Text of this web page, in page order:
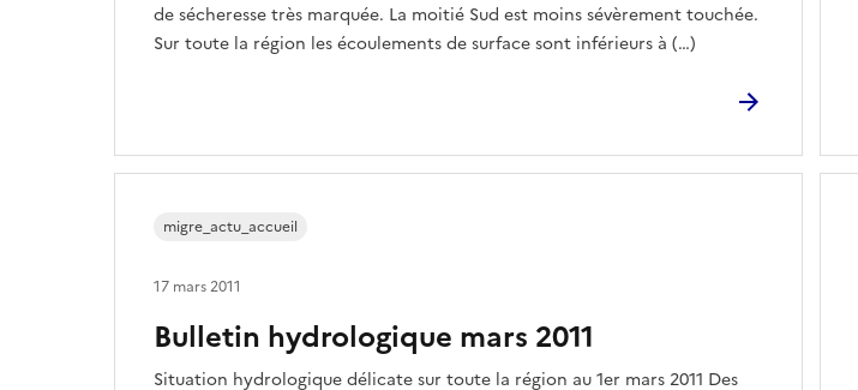
de sécheresse très marquée. La moitié Sud est moins sévèrement touchée.
Sur toute la région les écoulements de surface sont inférieurs à (…)
Bulletin hydrologique mars 2011
Situation hydrologique délicate sur toute la région au 1er mars 2011 Des
migre_actu_accueil
17 mars 2011